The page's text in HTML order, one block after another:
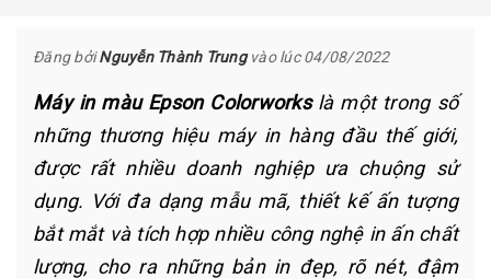
Đăng bởiNguyễn Thành Trungvào lúc 04/08/2022
Máy in màu Epson Colorworkslà một trong số
những thương hiệu máy in hàng đầu thế giới,
được rất nhiều doanh nghiệp ưa chuộng sử
dụng. Với đa dạng mẫu mã, thiết kế ấn tượng
bắt mắt và tích hợp nhiều công nghệ in ấn chất
lượng, cho ra những bản in đẹp, rõ nét, đậm